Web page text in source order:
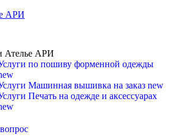
АРИ
Ателье АРИ
по пошиву форменной одежды
Машинная вышивка на заказ new
Печать на одежде и аксессуарах